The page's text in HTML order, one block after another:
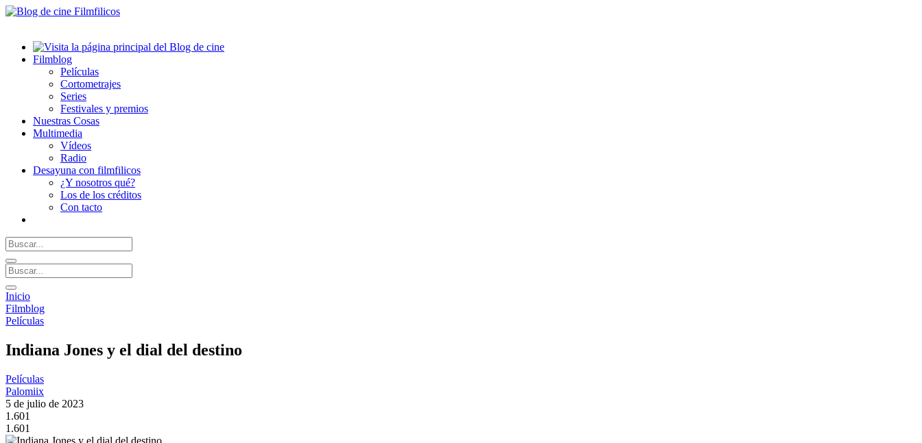
Filmblog
Películas
Cortometrajes
Series
Festivales y premios
Nuestras Cosas
Multimedia
Vídeos
Radio
Desayuna con filmfilicos
¿Y nosotros qué?
Los de los créditos
Con tacto
Inicio
Filmblog
Películas
Indiana Jones y el dial del destino
Películas
Palomiix
5 de julio de 2023
1.601
1.601